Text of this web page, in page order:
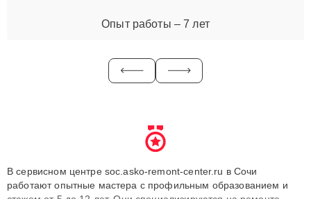
Опыт работы – 7 лет
В сервисном центре soc.asko-remont-center.ru в Сочи
работают опытные мастера с профильным образованием и